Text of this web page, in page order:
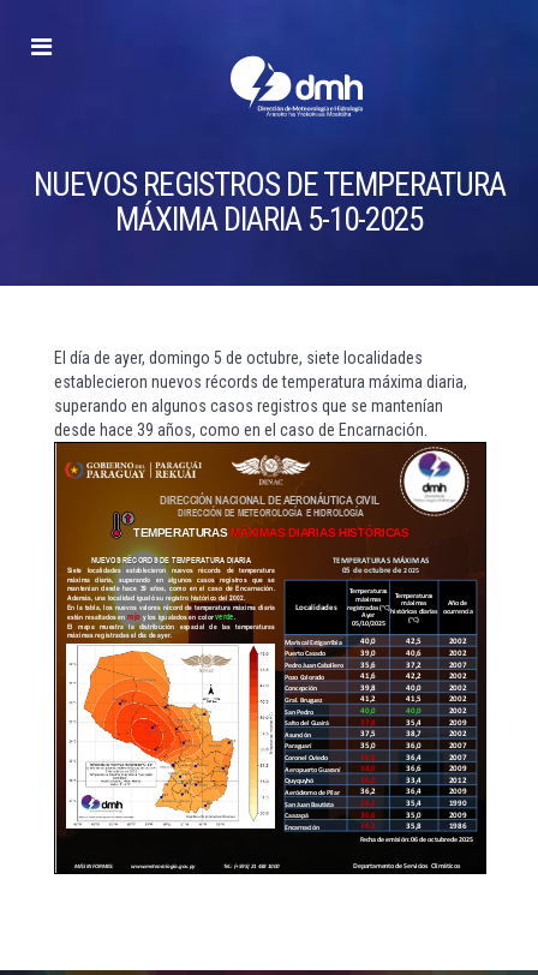
Meteorología
e
NUEVOS REGISTROS DE TEMPERATURA
MÁXIMA DIARIA 5-10-2025
El día de ayer, domingo 5 de octubre, siete localidades
establecieron nuevos récords de temperatura máxima diaria,
superando en algunos casos registros que se mantenían
desde hace 39 años, como en el caso de Encarnación.